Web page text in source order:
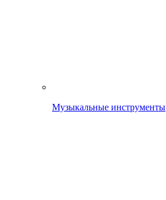
Музыкальные инструменты